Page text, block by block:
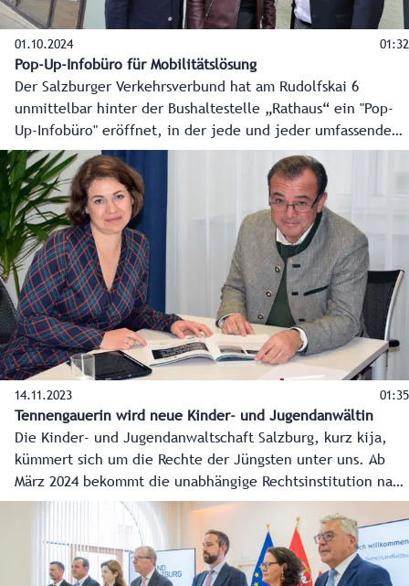
01.10.2024 01:32
Pop-Up-Infobüro für Mobilitätslösung
Der Salzburger Verkehrsverbund hat am Rudolfskai 6
unmittelbar hinter der Bushaltestelle „Rathaus“ ein "Pop-
Up-Infobüro" eröffnet, in der jede und jeder umfassende
Einblicke in die Pläne für die Salzburger Mobilitätslösung
bekommen kann.
14.11.2023 01:35
Tennengauerin wird neue Kinder- und Jugendanwältin
Die Kinder- und Jugendanwaltschaft Salzburg, kurz kija,
kümmert sich um die Rechte der Jüngsten unter uns. Ab
März 2024 bekommt die unabhängige Rechtsinstitution nach
fast 20 Jahren eine neue Leiterin. Die 40-jährige
Magistrats-Juristin Johanna Fellinger übernimmt das Amt
als Kinder- und Jugendanwältin von Juristin und Mediatorin
Andrea Holz-Dahrenstaedt. Soziallandesrat Christian Pewny